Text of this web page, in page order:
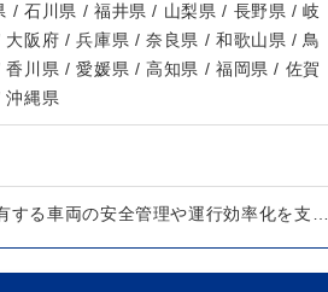
/ 石川県 / 福井県 / 山梨県 / 長野県 / 岐
阪府 / 兵庫県 / 奈良県 / 和歌山県 / 鳥
川県 / 愛媛県 / 高知県 / 福岡県 / 佐賀
縄県
する車両の安全管理や運行効率化を支…